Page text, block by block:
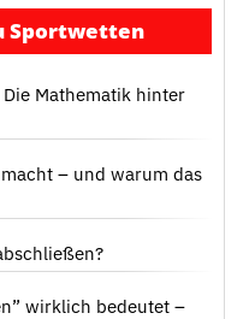
Sportwetten
Mathematik hinter
– und warum das
wirklich bedeutet –